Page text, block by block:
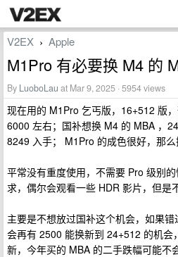
V2EX › Apple
M1Pro 有必要换 M4 的
By LuoboLau at Mar 9, 2025 · 5954 views
现在用的 M1Pro 乞丐版，16+512 版
6000 左右；国补想换 M4 的 MBA ，
8249 入手； M1Pro 的成色很好，那么
平常没有重度使用，不需要 Pro 级别
求，偶尔会观看一些 HDR 影片，但是
主要是不想放过国补这个机会，如果
会再有 2500 能换新到 24+512 的机会
新，今年买的 MBA 的二手跌幅可能不